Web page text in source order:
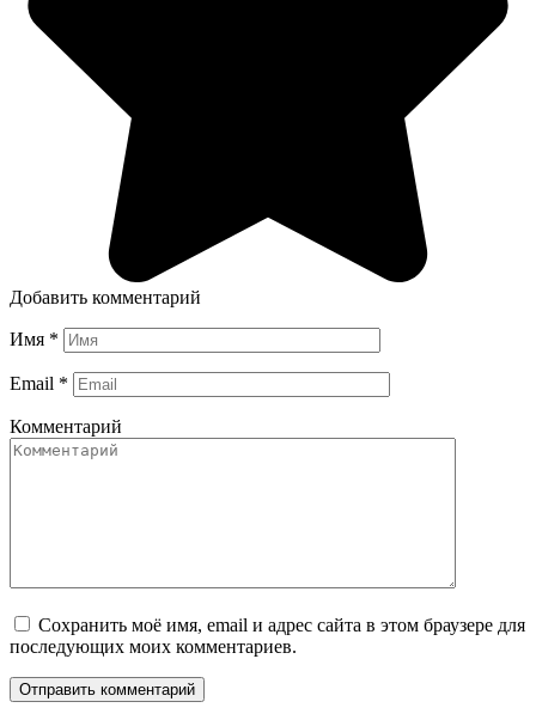
Добавить комментарий
Имя *
Email *
Комментарий
Сохранить моё имя, email и адрес сайта в этом браузере для
последующих моих комментариев.